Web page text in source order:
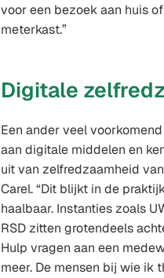
voor een bezoek aan huis
meterkast.”
Digitale
Een ander veel
aan digitale middelen en
uit van zelfredzaamheid
Carel. “Dit blijkt in de
haalbaar. Instanties zoals
RSD zitten grotendeels
Hulp vragen aan een
meer. De mensen bij wie ik